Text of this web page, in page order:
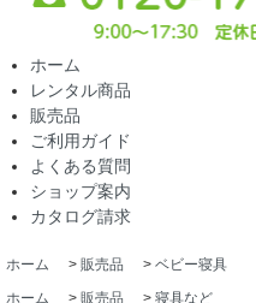
ホーム
レンタル商品
販売品
ご利用ガイド
よくある質問
ショップ案内
カタログ請求
ホーム > 販売品 > ベビー寝具
ホーム
> 販売品 > 寝具など